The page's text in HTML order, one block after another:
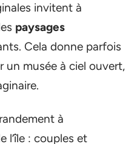
invitent à
paysages
Cela donne parfois
un musée à ciel ouvert,
à
l’île : couples et